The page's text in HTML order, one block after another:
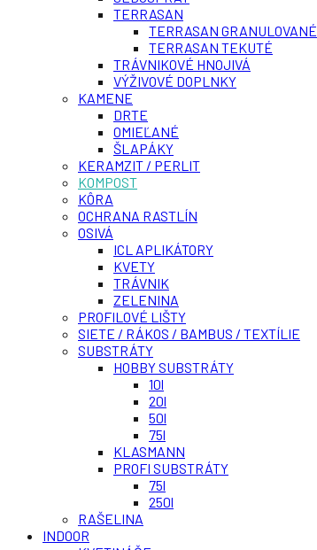
TERRASAN
TERRASAN GRANULOVANÉ
TERRASAN TEKUTÉ
TRÁVNIKOVÉ HNOJIVÁ
VÝŽIVOVÉ DOPLNKY
KAMENE
DRTE
OMIEĽANÉ
ŠLAPÁKY
KERAMZIT / PERLIT
KOMPOST
KÔRA
OCHRANA RASTLÍN
OSIVÁ
ICL APLIKÁTORY
KVETY
TRÁVNIK
ZELENINA
PROFILOVÉ LIŠTY
SIETE / RÁKOS / BAMBUS / TEXTÍLIE
SUBSTRÁTY
HOBBY SUBSTRÁTY
10l
20l
50l
75l
KLASMANN
PROFI SUBSTRÁTY
75l
250l
RAŠELINA
INDOOR